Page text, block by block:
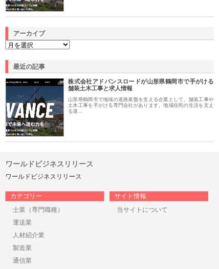
アーカイブ
最近の記事
株式会社アドバンスロードが山形県鶴岡市で手がける
舗装土木工事と求人情報
山形県鶴岡市で地域の道路基盤を支える企業として、舗装工事や
土木工事を手がける専門会社があります。地域住民の生活を支え
る道…
ワールドビジネスリリース
ワールドビジネスリリース
カテゴリー
士業（専門職種）
運送業
人材紹介業
製造業
通信業
サイト情報
当サイトについて